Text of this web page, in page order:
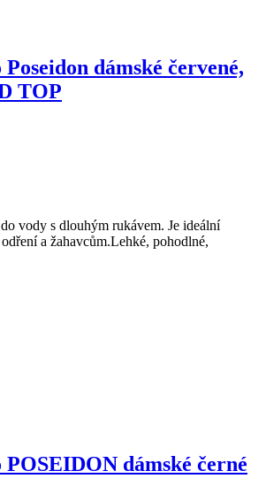
dámské červené,
TOP
vody s dlouhým rukávem. Je ideální
a žahavcům.Lehké, pohodlné,
dámské černé